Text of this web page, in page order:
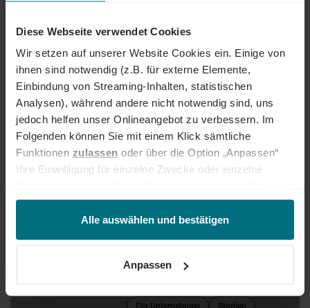
Diese Webseite verwendet Cookies
Wir setzen auf unserer Website Cookies ein. Einige von
ihnen sind notwendig (z.B. für externe Elemente,
Einbindung von Streaming-Inhalten, statistischen
Analysen), während andere nicht notwendig sind, uns
jedoch helfen unser Onlineangebot zu verbessern. Im
Folgenden können Sie mit einem Klick sämtliche
Funktionen zulassen oder über die Option „Anpassen“
Ihre Einwilligung für einzelne Zwecke oder einzelne
jederzeit über unserenCookie-Hinweisaufrufen
und/oder nachträglich jederzeit anpassen. Weitere
Informationen erhalten Sie über unseren
Alle auswählen und bestätigen
Anpassen
QUO VADIS "ARBEITEN IN DEUTSCHLAND"
Die Digitalisierung und ihre Auswirkungen auf unsere
Arbeitswelt sind in aller Munde. Dies hat AVANTGARDE Experts
zum Anlass genommen, die Menschen zu fragen, wie zufrieden
sie aktuell mit ihrem Berufsleben sind und wie sie die digitale
Transformation sowie ihre Folgen einschätzen. Wie schon die
vergangenen beiden Jahre wurden 1.000 Berufstätige in einer
bevölkerungs-repräsentativen Umfrage zunächst zu ihrer
Arbeitszufriedenheit befragt. Im zweiten Schritt sollten die
Befragten angeben, wie gut sie sich auf die Digitalisierung
Studien
Für Unternehmen
DEZ
2017